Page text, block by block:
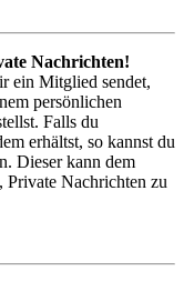
Nachrichten!
ein Mitglied sendet,
persönlichen
Falls du
erhältst, so kannst du
Dieser kann dem
Private Nachrichten zu